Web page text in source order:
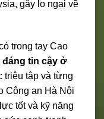
gây lo ngại về
trong tay Cao
đáng tin cậy ở
triệu tập và từng
Công an Hà Nội
tốt và kỹ năng